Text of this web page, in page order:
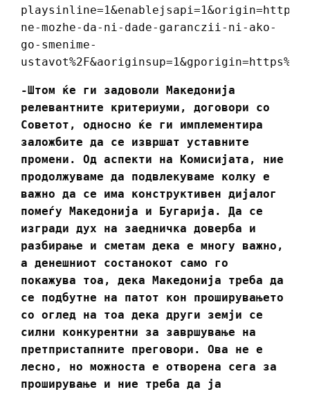
ne-mozhe-da-ni-dade-garanczii-ni-ako-
go-smenime-
-Штом ќе ги задоволи Македонија
релевантните критериуми, договори со
Советот, односно ќе ги имплементира
заложбите да се извршат уставните
промени. Од аспекти на Комисијата, ние
продолжуваме да подвлекуваме колку е
важно да се има конструктивен дијалог
помеѓу Македонија и Бугарија. Да се
изгради дух на заедничка доверба и
разбирање и сметам дека е многу важно,
а денешниот состанокот само го
покажува тоа, дека Македонија треба да
се подбутне на патот кон проширувањето
со оглед на тоа дека други земји се
силни конкурентни за завршување на
претпристапните преговори. Ова не е
лесно, но можноста е отворена сега за
проширување и ние треба да ја